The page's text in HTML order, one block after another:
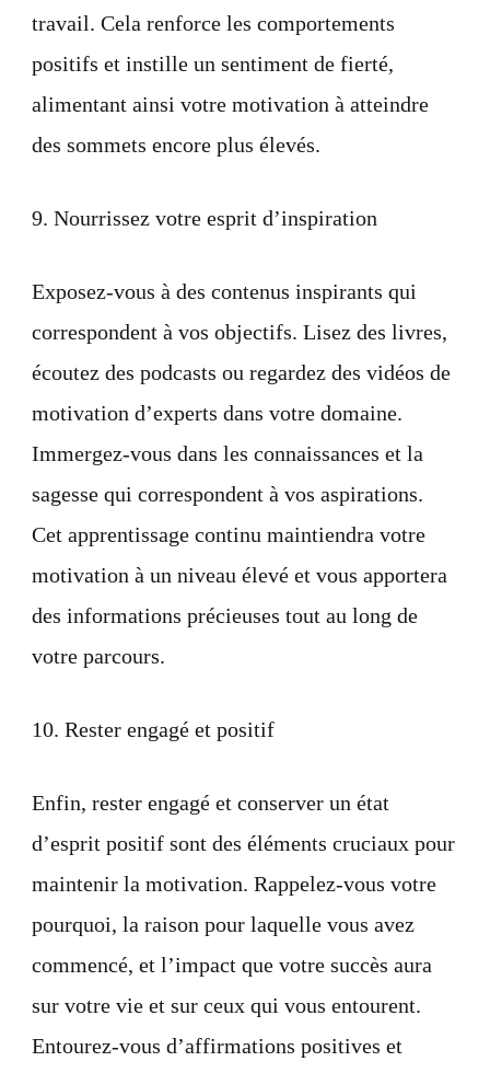
travail. Cela renforce les comportements
positifs et instille un sentiment de fierté,
alimentant ainsi votre motivation à atteindre
des sommets encore plus élevés.
9. Nourrissez votre esprit d’inspiration
Exposez-vous à des contenus inspirants qui
correspondent à vos objectifs. Lisez des livres,
écoutez des podcasts ou regardez des vidéos de
motivation d’experts dans votre domaine.
Immergez-vous dans les connaissances et la
sagesse qui correspondent à vos aspirations.
Cet apprentissage continu maintiendra votre
motivation à un niveau élevé et vous apportera
des informations précieuses tout au long de
votre parcours.
10. Rester engagé et positif
Enfin, rester engagé et conserver un état
d’esprit positif sont des éléments cruciaux pour
maintenir la motivation. Rappelez-vous votre
pourquoi, la raison pour laquelle vous avez
commencé, et l’impact que votre succès aura
sur votre vie et sur ceux qui vous entourent.
Entourez-vous d’affirmations positives et